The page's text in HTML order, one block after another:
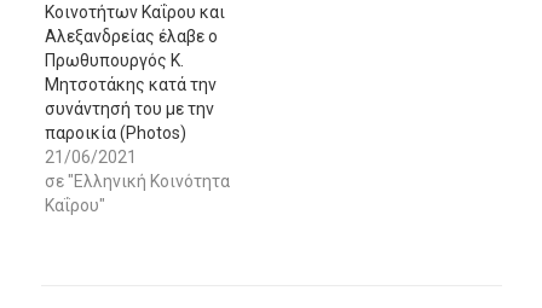
Κοινοτήτων Καΐρου και
Αλεξανδρείας έλαβε ο
Πρωθυπουργός Κ.
Μητσοτάκης κατά την
συνάντησή του με την
παροικία (Photos)
21/06/2021
σε "Ελληνική Κοινότητα
Καΐρου"